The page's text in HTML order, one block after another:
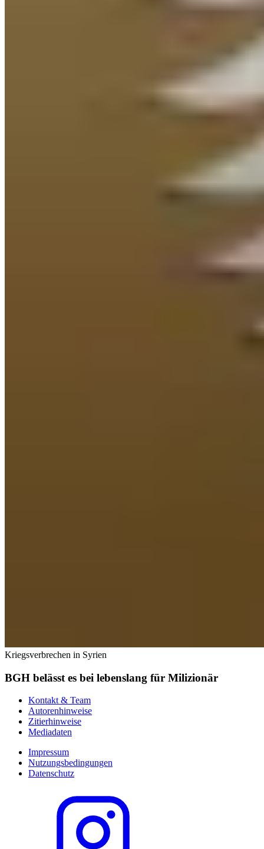
Kriegsverbrechen in Syrien
BGH belässt es bei lebenslang für Milizionär
Kontakt & Team
Autorenhinweise
Zitierhinweise
Mediadaten
Impressum
Nutzungsbedingungen
Datenschutz